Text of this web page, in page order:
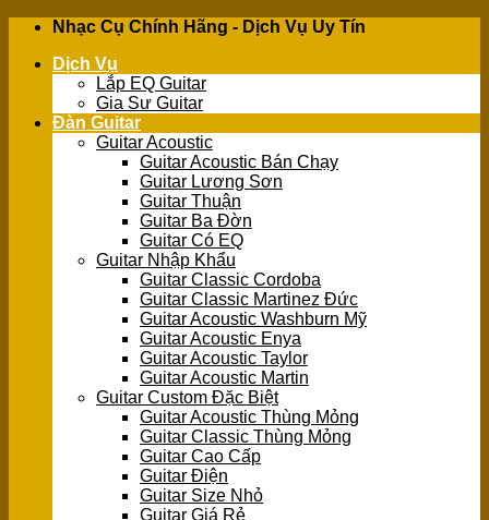
Skip
content
Nhạc Cụ Chính Hãng - Dịch Vụ Uy Tín
Dịch Vụ
Lắp EQ Guitar
Gia Sư Guitar
Đàn Guitar
Guitar Acoustic
Guitar Acoustic Bán Chạy
Guitar Lương Sơn
Guitar Thuận
Guitar Ba Đờn
Guitar Có EQ
Guitar Nhập Khẩu
Guitar Classic Cordoba
Guitar Classic Martinez Đức
Guitar Acoustic Washburn Mỹ
Guitar Acoustic Enya
Guitar Acoustic Taylor
Guitar Acoustic Martin
Guitar Custom Đặc Biệt
Guitar Acoustic Thùng Mỏng
Guitar Classic Thùng Mỏng
Guitar Cao Cấp
Guitar Điện
Guitar Size Nhỏ
Guitar Giá Rẻ